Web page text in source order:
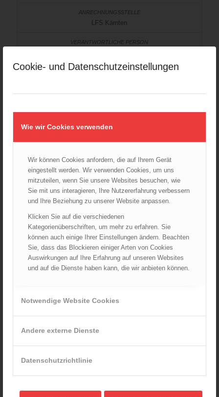
Cookie- und Datenschutzeinstellungen
Wie wir Cookies verwenden
Wir können Cookies anfordern, die auf Ihrem Gerät
eingestellt werden. Wir verwenden Cookies, um uns
mitzuteilen, wenn Sie unsere Websites besuchen, wie
Sie mit uns interagieren, Ihre Nutzererfahrung verbessern
und Ihre Beziehung zu unserer Website anpassen.
Klicken Sie auf die verschiedenen
Kategorienüberschriften, um mehr zu erfahren. Sie
können auch einige Ihrer Einstellungen ändern. Beachten
Sie, dass das Blockieren einiger Arten von Cookies
Auswirkungen auf Ihre Erfahrung auf unseren Websites
und auf die Dienste haben kann, die wir anbieten können.
Notwendige Website Cookies
Andere externe Dienste
Datenschutzrichtlinie
LFS Kärnten
LFKDO Niederösterreich
BR Ing. Christian HÜBL
Oberösterreich
LFS Oberösterreich
LFR Mag. (FH) Gottfried KERSCHBAUMMAYR
Salzburg